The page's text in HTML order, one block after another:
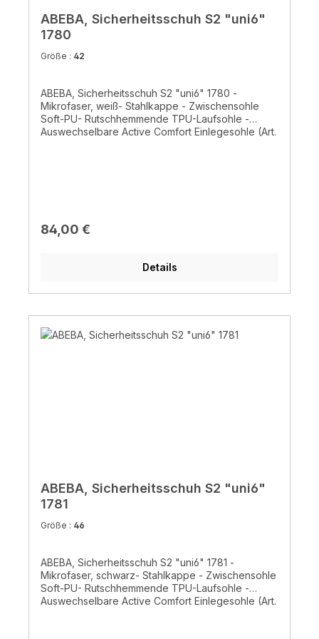
ABEBA, Sicherheitsschuh S2 "uni6"
1780
Größe : 42
ABEBA, Sicherheitsschuh S2 "uni6" 1780 -
Mikrofaser, weiß- Stahlkappe - Zwischensohle
Soft-PU- Rutschhemmende TPU-Laufsohle -
Auswechselbare Active Comfort Einlegesohle (Art.
Regulärer Preis:
84,00 €
Details
ABEBA, Sicherheitsschuh S2 "uni6"
1781
Größe : 46
ABEBA, Sicherheitsschuh S2 "uni6" 1781 -
Mikrofaser, schwarz- Stahlkappe - Zwischensohle
Soft-PU- Rutschhemmende TPU-Laufsohle -
Auswechselbare Active Comfort Einlegesohle (Art.